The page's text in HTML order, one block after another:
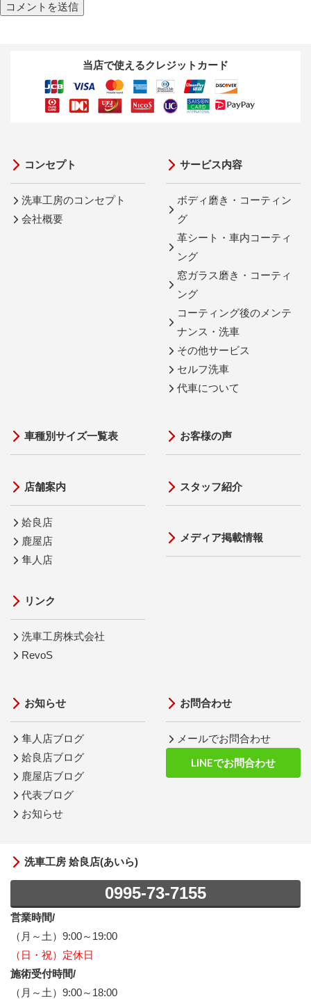
当店で使えるクレジットカード
コンセプト
洗車工房のコンセプト
会社概要
サービス内容
ボディ磨き・コーティン
グ
革シート・車内コーティ
ング
窓ガラス磨き・コーティ
ング
コーティング後のメンテ
ナンス・洗車
その他サービス
セルフ洗車
代車について
車種別サイズ一覧表
店舗案内
姶良店
鹿屋店
隼人店
リンク
洗車工房株式会社
RevoS
お客様の声
スタッフ紹介
メディア掲載情報
お知らせ
隼人店ブログ
姶良店ブログ
鹿屋店ブログ
代表ブログ
お知らせ
お問合わせ
メールでお問合わせ
LINEでお問合わせ
洗車工房 姶良店(あいら)
0995-73-7155
営業時間/
（月～土）9:00～19:00
（日・祝）定休日
施術受付時間/
（月～土）9:00～18:00